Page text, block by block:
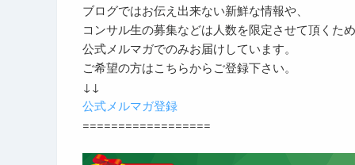
ブログではお伝え出来ない新鮮な情報や、
コンサル生の募集などは人数を限定させて頂くため
公式メルマガでのみお届けしています。
ご希望の方はこちらからご登録下さい。
↓↓
公式メルマガ登録
==================